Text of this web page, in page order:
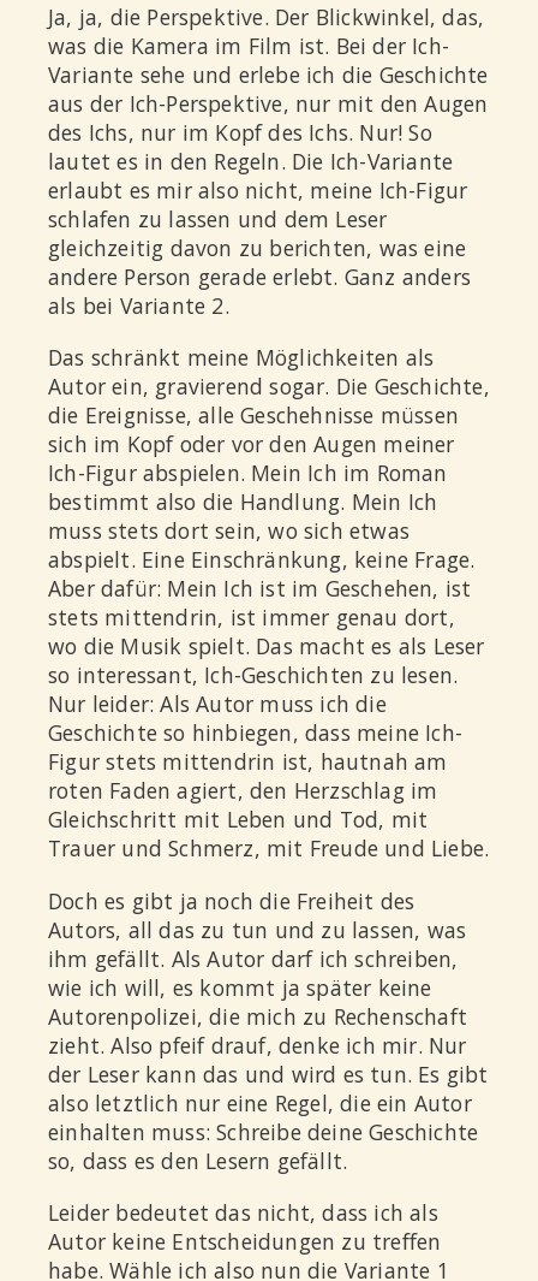
Ja, ja, die Perspektive. Der Blickwinkel, das,
was die Kamera im Film ist. Bei der Ich-
Variante sehe und erlebe ich die Geschichte
aus der Ich-Perspektive, nur mit den Augen
des Ichs, nur im Kopf des Ichs. Nur! So
lautet es in den Regeln. Die Ich-Variante
erlaubt es mir also nicht, meine Ich-Figur
schlafen zu lassen und dem Leser
gleichzeitig davon zu berichten, was eine
andere Person gerade erlebt. Ganz anders
als bei Variante 2.
Das schränkt meine Möglichkeiten als
Autor ein, gravierend sogar. Die Geschichte,
die Ereignisse, alle Geschehnisse müssen
sich im Kopf oder vor den Augen meiner
Ich-Figur abspielen. Mein Ich im Roman
bestimmt also die Handlung. Mein Ich
muss stets dort sein, wo sich etwas
abspielt. Eine Einschränkung, keine Frage.
Aber dafür: Mein Ich ist im Geschehen, ist
stets mittendrin, ist immer genau dort,
wo die Musik spielt. Das macht es als Leser
so interessant, Ich-Geschichten zu lesen.
Nur leider: Als Autor muss ich die
Geschichte so hinbiegen, dass meine Ich-
Figur stets mittendrin ist, hautnah am
roten Faden agiert, den Herzschlag im
Gleichschritt mit Leben und Tod, mit
Trauer und Schmerz, mit Freude und Liebe.
Doch es gibt ja noch die Freiheit des
Autors, all das zu tun und zu lassen, was
ihm gefällt. Als Autor darf ich schreiben,
wie ich will, es kommt ja später keine
Autorenpolizei, die mich zu Rechenschaft
zieht. Also pfeif drauf, denke ich mir. Nur
der Leser kann das und wird es tun. Es gibt
also letztlich nur eine Regel, die ein Autor
einhalten muss: Schreibe deine Geschichte
so, dass es den Lesern gefällt.
Leider bedeutet das nicht, dass ich als
Autor keine Entscheidungen zu treffen
habe. Wähle ich also nun die Variante 1